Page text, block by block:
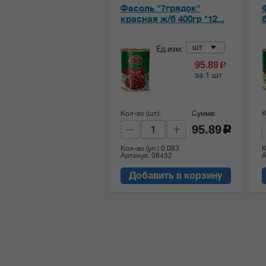
Фасоль "7грядок"
красная ж/б 400гр *12...
Ед.изм: шт
95.89c
за 1 шт
Кол-во (шт):
Кол-во (уп.) 0.083
Артикул: 06452
Сумма:
95.89 c
Добавить в корзину